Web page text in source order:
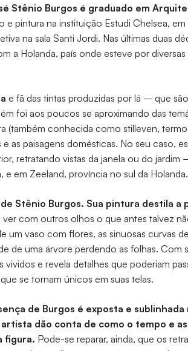
Stênio Burgos é graduado em
e pintura na instituição Estudi Chelsea,
na sala Santi Jordi. Nas últimas duas
a Holanda, país onde esteve por diversas
e fã das tintas produzidas por lá – que
foi aos poucos se aproximando das
(também conhecida como stilleven,
as paisagens domésticas. No seu caso,
retratando vistas da janela ou do jardim
e em Zeeland, província no sul da Holanda.
Stênio Burgos. Sua pintura destila a
com outros olhos o que antes talvez
um vaso com flores, as sinuosas curvas
de uma árvore perdendo as folhas. Com
e revela detalhes que poderiam
se tornam únicos em suas telas.
de Burgos é exposta e sublinhada
dão conta de como o tempo e as
figura. Pode-se reparar, ainda, que os